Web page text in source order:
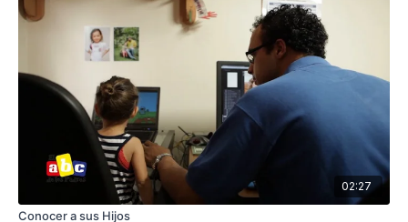
02:27
Conocer a sus Hijos